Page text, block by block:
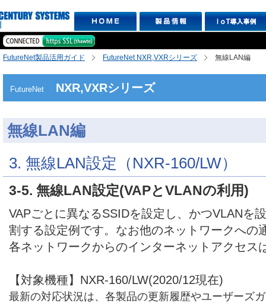
FutureNet製品活用ガイド FutureNet NXR,VXRシリーズ 無線LAN編
FutureNet NXR,VXRシリーズ
無線LAN編
3. 無線LAN設定（NXR-160/LW）
3-5. 無線LAN設定(VAPとVLANの利用)
VAPごとに異なるSSIDを設定し、かつVLANを
割する設定例です。なお他のネットワークへの
各ネットワークからのインターネットアクセス
【対象機種】NXR-160/LW(2020/12現在)
最新の対応状況は、各製品の更新履歴やユーザーズ